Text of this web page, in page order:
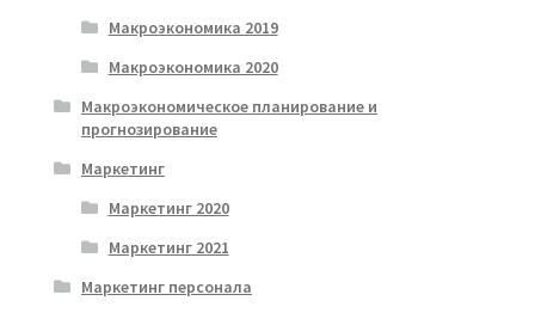
Макроэкономика 2019
Макроэкономика 2020
Макроэкономическое планирование и
прогнозирование
Маркетинг
Маркетинг 2020
Маркетинг 2021
Маркетинг персонала